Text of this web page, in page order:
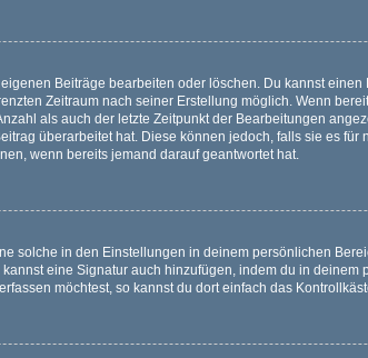
Beiträge bearbeiten oder löschen. Du kannst
Zeitraum nach seiner Erstellung möglich. Wenn
als auch der letzte Zeitpunkt der Bearbeitungen
überarbeitet hat. Diese können jedoch, falls sie es
wenn bereits jemand darauf geantwortet hat.
solche in den Einstellungen in deinem persönlichen
eine Signatur auch hinzufügen, indem du in
möchtest, so kannst du dort einfach das